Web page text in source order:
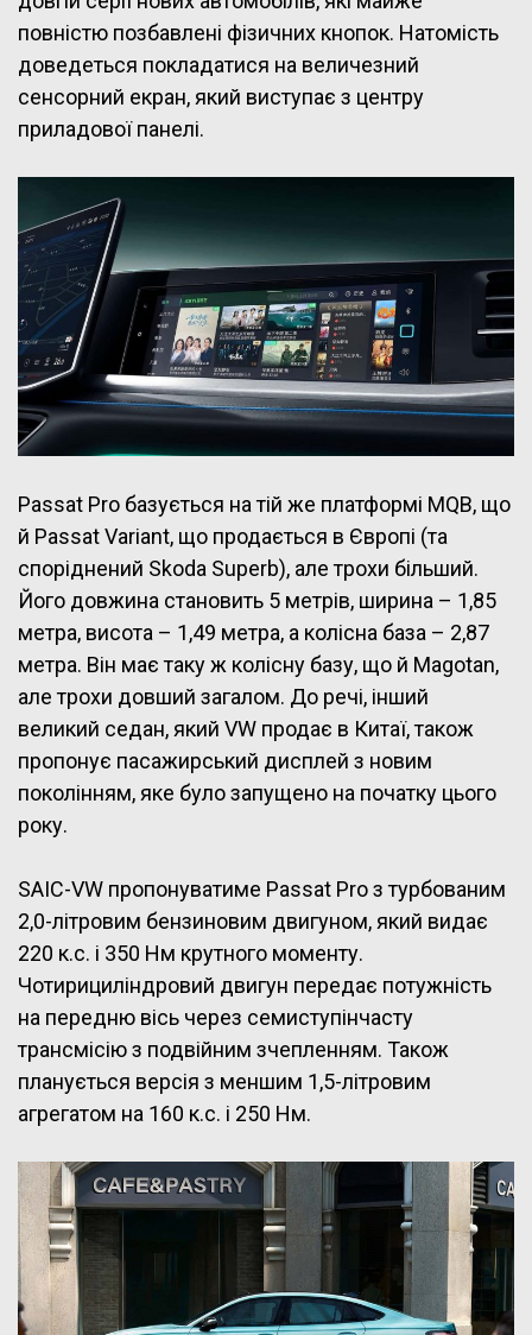
повністю позбавлені фізичних кнопок. Натомість
доведеться покладатися на величезний
сенсорний екран, який виступає з центру
приладової панелі.
Passat Pro базується на тій же платформі MQB, що
й Passat Variant, що продається в Європі (та
споріднений Skoda Superb), але трохи більший.
Його довжина становить 5 метрів, ширина – 1,85
метра, висота – 1,49 метра, а колісна база – 2,87
метра. Він має таку ж колісну базу, що й Magotan,
але трохи довший загалом. До речі, інший
великий седан, який VW продає в Китаї, також
пропонує пасажирський дисплей з новим
поколінням, яке було запущено на початку цього
року.
SAIC-VW пропонуватиме Passat Pro з турбованим
2,0-літровим бензиновим двигуном, який видає
220 к.с. і 350 Нм крутного моменту.
Чотирициліндровий двигун передає потужність
на передню вісь через семиступінчасту
трансмісію з подвійним зчепленням. Також
планується версія з меншим 1,5-літровим
агрегатом на 160 к.с. і 250 Нм.